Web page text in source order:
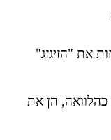
את "הזיגזג"
הן את